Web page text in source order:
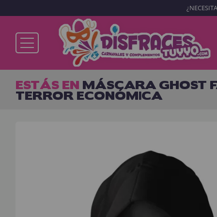
Ya soy cliente
ESTÁS EN MÁSCARA GHOST
TERROR ECONÓMICA